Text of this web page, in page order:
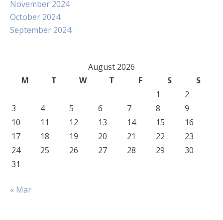
November 2024
October 2024
September 2024
August 2026
M
T W T F S
S
1
2
3
4 5 6 7 8
9
10
11 12 13 14 15
16
17
18 19 20 21 22
23
24
25 26 27 28 29
30
31
« Mar